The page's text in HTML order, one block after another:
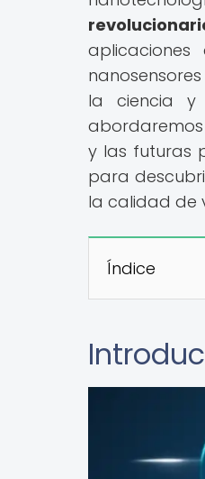
la ciencia y
y las futuras
para
la calidad de
Índice